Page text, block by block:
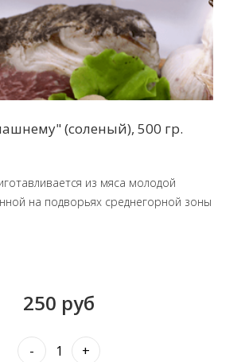
(соленый), 500 гр.
из мяса молодой
на подворьях среднегорной зоны
250 руб
- +